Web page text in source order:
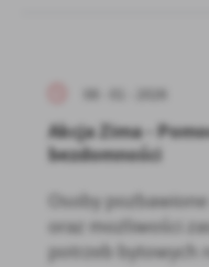
08 - 01 - 2026
Akcja Zima -
bezdomności
Osoby
oraz możliwości
potrzeb bytowych